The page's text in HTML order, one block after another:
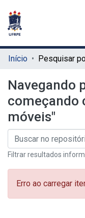
Início Pesquisar
Navegando
começando
móveis"
Filtrar resultados
Erro ao carregar